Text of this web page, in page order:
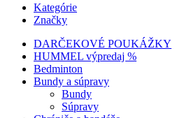
Kategórie
Značky
DARČEKOVÉ POUKÁŽKY
HUMMEL výpredaj %
Bedminton
Bundy a súpravy
Bundy
Súpravy